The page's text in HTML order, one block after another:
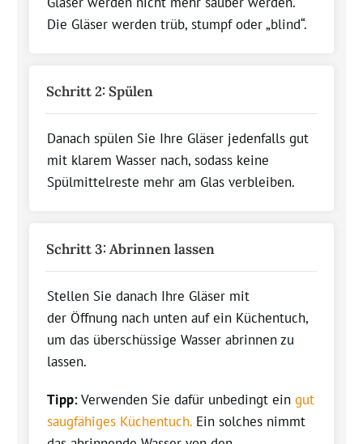
Die Gläser werden trüb, stumpf oder „blind“.
Schritt 2: Spülen
Danach spülen Sie Ihre Gläser jedenfalls gut
mit klarem Wasser nach, sodass keine
Spülmittelreste mehr am Glas verbleiben.
Schritt 3: Abrinnen lassen
Stellen Sie danach Ihre Gläser mit
der Öffnung nach unten auf ein Küchentuch,
um das überschüssige Wasser abrinnen zu
lassen.
Tipp:Verwenden Sie dafür unbedingt ein gut
saugfähiges Küchentuch. Ein solches nimmt